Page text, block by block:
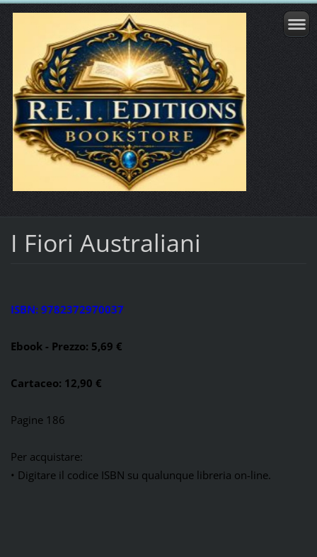
I Fiori Australiani
ISBN: 9782372970037
Ebook - Prezzo: 5,69 €
Cartaceo: 12,90 €
Pagine 186
Per acquistare:
• Digitare il codice ISBN su qualunque libreria on-line.